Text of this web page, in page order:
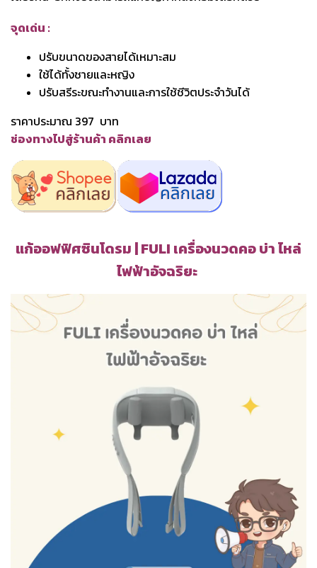
จุดเด่น :
ปรับขนาดของสายได้เหมาะสม
ใช้ได้ทั้งชายและหญิง
ปรับสรีระขณะทำงานและการใช้ชีวิตประจำวันได้
ราคาประมาณ 397 บาท
ช่องทางไปสู่ร้านค้า คลิกเลย
แก้ออฟฟิศซินโดรม | FULI เครื่องนวดคอ บ่า ไหล่
ไฟฟ้าอัจฉริยะ